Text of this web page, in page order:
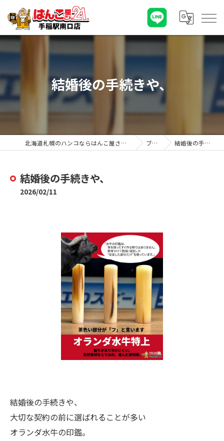
結婚後の手続きや、
北海道札幌のハンコならはんこ屋さん21手稲駅南口店 ブログ 結婚後の手続きや、
結婚後の手続きや、
2026/02/11
結婚後の手続きや、
大切な契約の前に選ばれることが多い
オランダ水牛の印鑑。